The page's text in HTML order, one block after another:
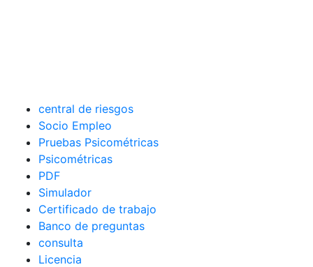
central de riesgos
Socio Empleo
Pruebas Psicométricas
Psicométricas
PDF
Simulador
Certificado de trabajo
Banco de preguntas
consulta
Licencia